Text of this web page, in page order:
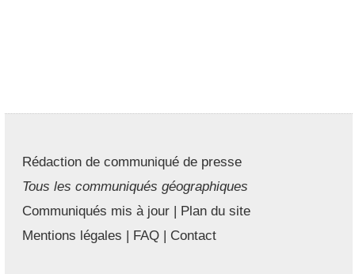
Rédaction de communiqué de presse
Tous les communiqués géographiques
Communiqués mis à jour | Plan du site
Mentions légales | FAQ | Contact